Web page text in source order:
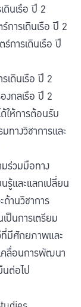
นเรือ ปี 2
ารเดินเรือ ปี 2
การเดินเรือ ปี
เดินเรือ ปี 2
กลเรือ ปี 2
ให้การต้อนรับ
างวิชาการและ
ร่วมมือทาง
รู้และแลกเปลี่ยน
านวิชาการ
ป็นการเตรียม
มีศักยภาพและ
คลื่อนการพัฒนา
ต่อไป